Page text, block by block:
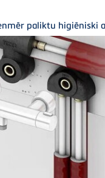
paliktu higiēniski